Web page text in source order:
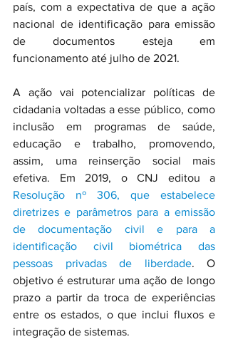
país, com a expectativa de que a ação
nacional de identificação para emissão
de documentos esteja em
funcionamento até julho de 2021.
A ação vai potencializar políticas de
cidadania voltadas a esse público, como
inclusão em programas de saúde,
educação e trabalho, promovendo,
assim, uma reinserção social mais
Resolução nº 306, que estabelece
diretrizes e parâmetros para a emissão
de documentação civil e para a
identificação civil biométrica das
pessoas privadas de liberdade. O
objetivo é estruturar uma ação de longo
prazo a partir da troca de experiências
entre os estados, o que inclui fluxos e
integração de sistemas.